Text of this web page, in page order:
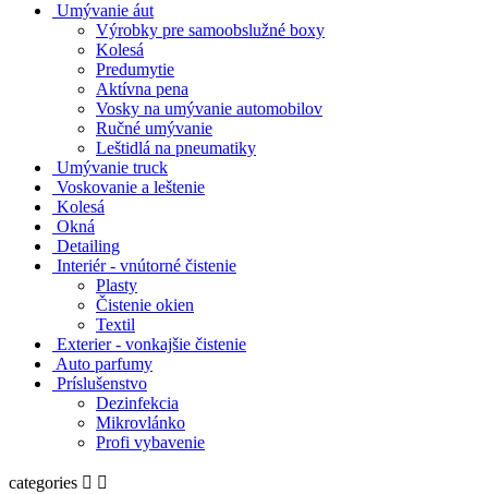
Umývanie áut
Výrobky pre samoobslužné boxy
Kolesá
Predumytie
Aktívna pena
Vosky na umývanie automobilov
Ručné umývanie
Leštidlá na pneumatiky
Umývanie truck
Voskovanie a leštenie
Kolesá
Okná
Detailing
Interiér - vnútorné čistenie
Plasty
Čistenie okien
Textil
Exterier - vonkajšie čistenie
Auto parfumy
Príslušenstvo
Dezinfekcia
Mikrovlánko
Profi vybavenie
categories  